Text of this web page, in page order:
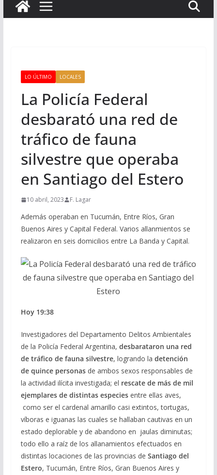
LO ÚLTIMO LOCALES
La Policía Federal
desbarató una red de
tráfico de fauna
silvestre que operaba
en Santiago del Estero
10 abril, 2023 F. Lagar
Además operaban en Tucumán, Entre Ríos, Gran
Buenos Aires y Capital Federal. Varios allanmientos se
realizaron en seis domicilios entre La Banda y Capital.
Hoy 19:38
Investigadores del Departamento Delitos Ambientales
de la Policía Federal Argentina, desbarataron una red
de tráfico de fauna silvestre, logrando la detención
de quince personasde ambos sexos responsables de
la actividad ilícita investigada; el rescate de más de mil
ejemplares de distintas especiesentre ellas aves,
como ser el cardenal amarillo casi extintos, tortugas,
víboras e iguanas las cuales se hallaban cautivas en un
estado deplorable y de abandono en jaulas diminutas;
todo ello a raíz de los allanamientos efectuados en
distintas locaciones de las provincias de Santiago del
Estero, Tucumán, Entre Ríos, Gran Buenos Aires y